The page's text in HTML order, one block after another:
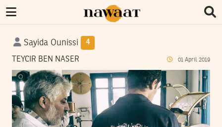
Sayida Ounissi 4
TEYCIR BEN NASER 01 April 2019